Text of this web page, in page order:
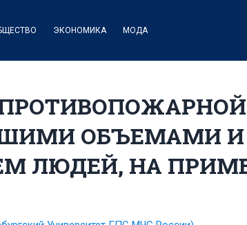
ЭКОНОМИКА МОДА
ОБЪЕМАМИ И
ЛЮДЕЙ, НА